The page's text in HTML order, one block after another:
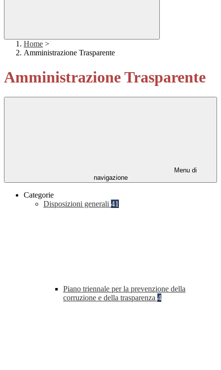
Home >
Amministrazione Trasparente
Amministrazione Trasparente
Menu di
navigazione
Categorie
Disposizioni generali 41
Piano triennale per la prevenzione della
corruzione e della trasparenza 4